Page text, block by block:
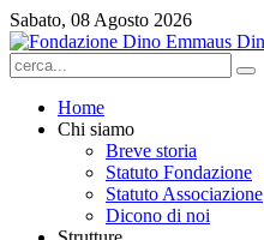
Sabato, 08 Agosto 2026
Home
Chi siamo
Breve storia
Statuto Fondazione
Statuto Associazione
Dicono di noi